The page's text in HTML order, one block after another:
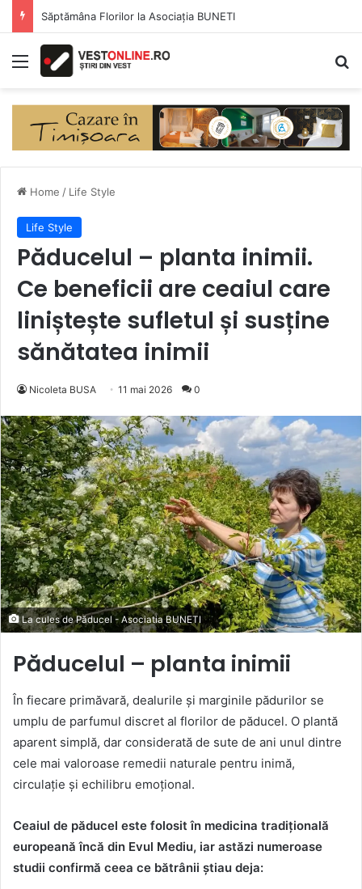
Menu
Home / Life Style
Life Style
Păducelul – planta inimii.
Ce beneficii are ceaiul care
liniștește sufletul și susține
sănătatea inimii
Nicoleta BUSA 11 mai 2026 0
La cules de Păducel - Asociatia BUNETI
Păducelul – planta inimii
În fiecare primăvară, dealurile și marginile pădurilor se
umplu de parfumul discret al florilor de păducel. O plantă
aparent simplă, dar considerată de sute de ani unul dintre
cele mai valoroase remedii naturale pentru inimă,
circulație și echilibru emoțional.
Ceaiul de păducel este folosit în medicina tradițională
europeană încă din Evul Mediu, iar astăzi numeroase
studii confirmă ceea ce bătrânii știau deja: